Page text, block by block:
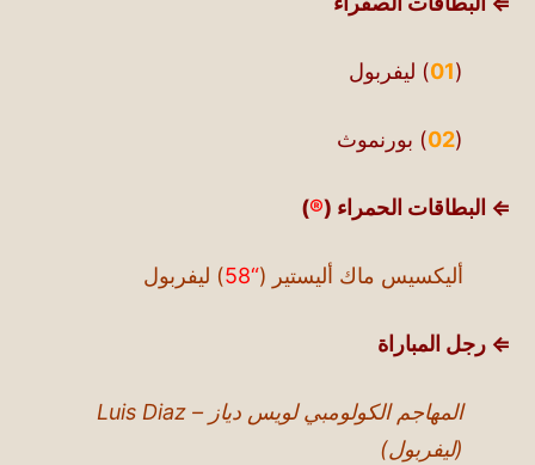
(
01) ليفربول
(
02) بورنموث
⇐ البطاقات الحمراء (®
)
أليكسيس ماك أليستير (“58 ) ليفربول
⇐ رجل المباراة
المهاجم الكولومبي لويس دياز – Luis Diaz
(ليفربول)